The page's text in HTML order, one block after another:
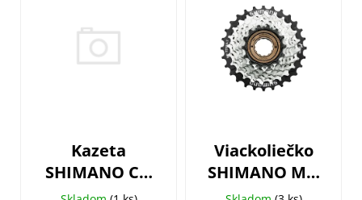
Kazeta
SHIMANO CS-
M5100 11-kolo
Viackoliečko
SHIMANO MF-
TZ510 14-28z.